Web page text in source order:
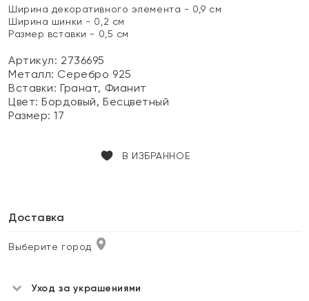
Ширина декоративного элемента - 0,9 см
Ширина шинки - 0,2 см
Размер вставки - 0,5 см
Артикул: 2736695
Металл: Серебро 925
Вставки:Гранат, Фианит
Цвет:Бордовый, Бесцветный
Размер:17
В ИЗБРАННОЕ
Доставка
Выберите город
Уход за украшениями